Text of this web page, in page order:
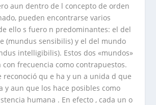
aun dentro de l concepto de orden
pueden encontrarse varios
ello s fuero n predominantes: el del
(mundus sensibilis) y el del mundo
intelligibilis). Estos dos «mundos»
con frecuencia como contrapuestos.
reconoció qu e ha y un a unida d que
y aun que los hace posibles como
humana . En efecto , cada un o